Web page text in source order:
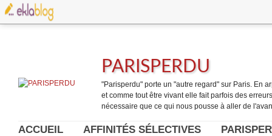
PARISPERDU
"Parisperdu" porte un "autre regard" sur Paris. En
et comme tout être vivant elle fait parfois des
nécessaire que ce qui nous pousse à aller de
ACCUEIL AFFINITÉS SÉLECTIVES